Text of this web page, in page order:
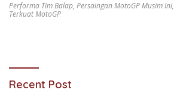
Performa Tim Balap, Persaingan MotoGP Musim Ini,
Terkuat MotoGP
Recent Post